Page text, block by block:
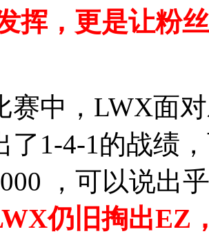
挥，更是让粉
赛中，LWX面
了1-4-1的战绩
，可以说出
仍旧掏出EZ